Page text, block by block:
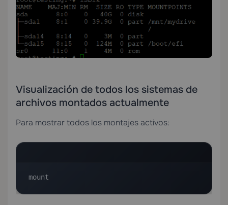
Visualización de todos los sistemas de
archivos montados actualmente
Para mostrar todos los montajes activos:
mount